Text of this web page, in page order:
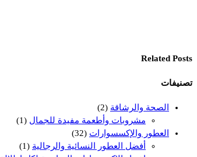
Related Posts
تصنيفات
الصحة والرشاقة (2)
مشروبات وأطعمة مفيدة للجمال (1)
العطور والإكسسوارات (32)
أفضل العطور النسائية والرجالية (1)